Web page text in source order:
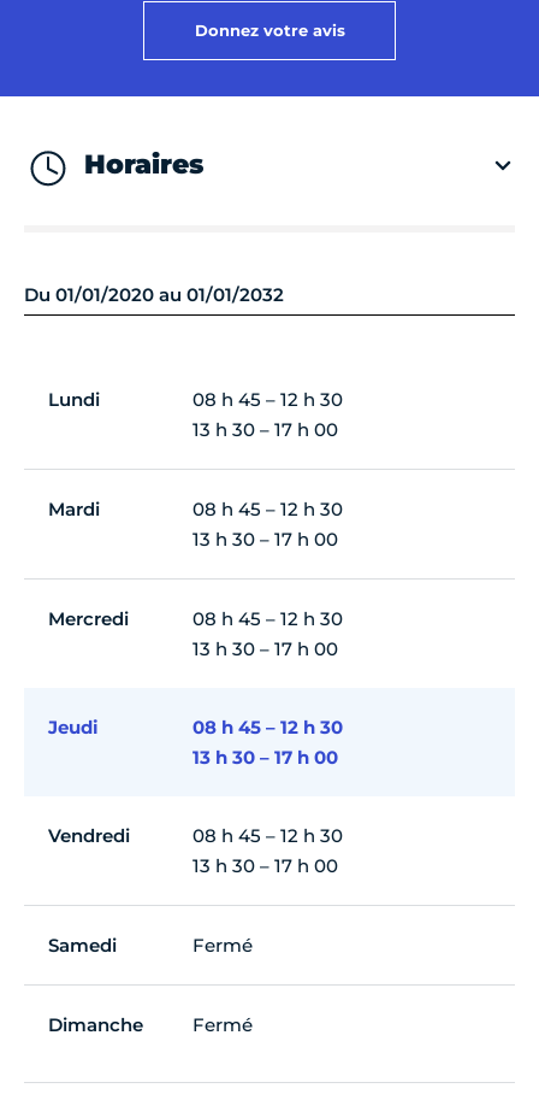
Donnez votre avis
Horaires
Du 01/01/2020 au 01/01/2032
Lundi
08 h 45 – 12 h 30
13 h 30 – 17 h 00
Mardi
08 h 45 – 12 h 30
13 h 30 – 17 h 00
Mercredi
08 h 45 – 12 h 30
13 h 30 – 17 h 00
Jeudi
08 h 45 – 12 h 30
13 h 30 – 17 h 00
Vendredi
08 h 45 – 12 h 30
13 h 30 – 17 h 00
Samedi Fermé
Dimanche Fermé